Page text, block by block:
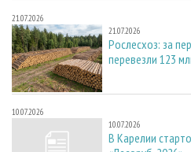
21.07.2026
21.07.2026
Рослесхоз: за
перевезли 123
10.07.2026
10.07.2026
В Карелии